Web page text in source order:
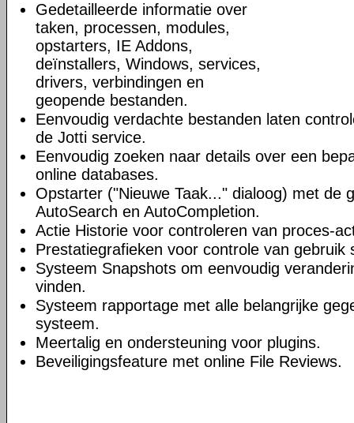
Gedetailleerde informatie over
taken, processen, modules,
opstarters, IE Addons,
deïnstallers, Windows, services,
drivers, verbindingen en
geopende bestanden.
Eenvoudig verdachte bestanden laten
de Jotti service.
Eenvoudig zoeken naar details over een
online databases.
Opstarter ("Nieuwe Taak..." dialoog) met de
AutoSearch en AutoCompletion.
Actie Historie voor controleren van proces-
Prestatiegrafieken voor controle van gebruik
Systeem Snapshots om eenvoudig
vinden.
Systeem rapportage met alle belangrijke
systeem.
Meertalig en ondersteuning voor plugins.
Beveiligingsfeature met online File Reviews.